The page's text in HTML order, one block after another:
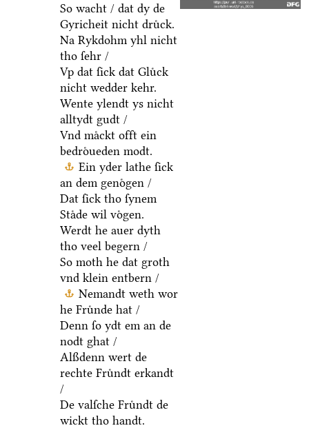
So wacht / dat dy de
Gyricheit nicht druͤck.
Na Rykdohm yhl nicht
tho ſehr /
Vp dat ſick dat Gluͤck
nicht wedder kehr.
Wente ylendt ys nicht
alltydt gudt /
Vnd maͤckt offt ein
bedroͤueden modt.
Ein yder lathe ſick
an dem genoͤgen /
Dat ſick tho ſynem
Staͤde wil voͤgen.
Werdt he auer dyth
tho veel begern /
So moth he dat groth
vnd klein entbern /
Nemandt weth wor
he Fruͤnde hat /
Denn ſo ydt em an de
nodt ghat /
Alßdenn wert de
rechte Fruͤndt erkandt
/
De valſche Fruͤndt de
wickt tho handt.